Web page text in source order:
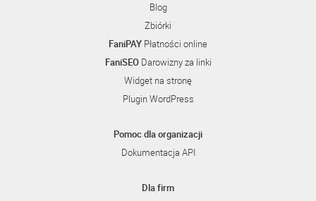
Blog
Zbiórki
FaniPAY Płatności online
FaniSEODarowizny za linki
Widget na stronę
Plugin WordPress
Pomoc dla organizacji
Dokumentacja API
Dla firm